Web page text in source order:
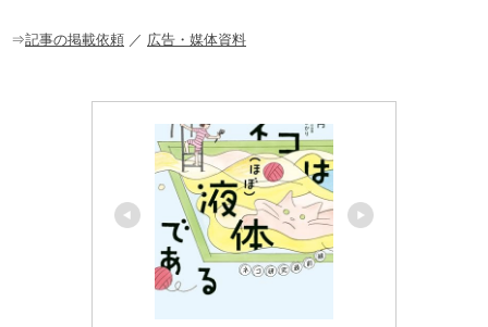
o
⇒記事の掲載依頼 ／ 広告・媒体資料